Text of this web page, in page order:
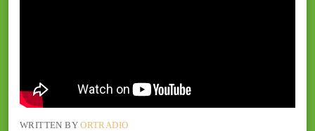
WRITTEN BYORTRADIO